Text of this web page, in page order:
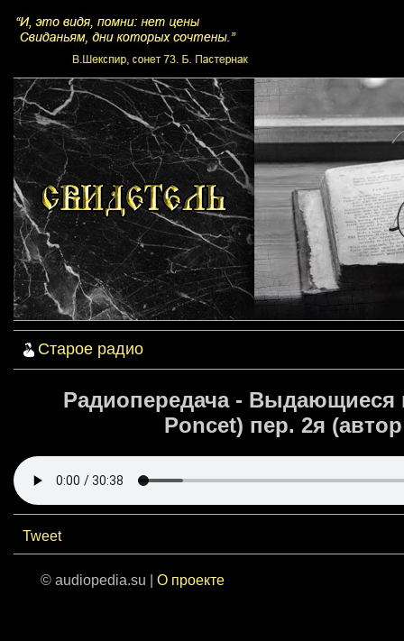
Старое радио
Радиопередача - Выдающиеся
Poncet) пер. 2я
Tweet
© audiopedia.su | О проекте